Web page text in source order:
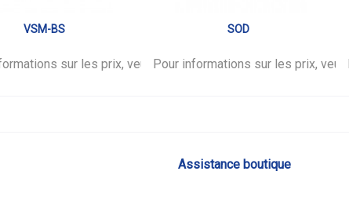
connecter.
VSM-BS
sur les prix, veuillez vousconnecter.
SOD
Pour informations sur les prix,
Assistance boutique